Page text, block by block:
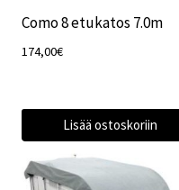
Como 8 etukatos 7.0m
174,00€
Lisää ostoskoriin